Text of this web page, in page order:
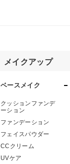
メイクアップ
ベースメイク
クッションファンデ
ーション
ファンデーション
フェイスパウダー
CCクリーム
UVケア